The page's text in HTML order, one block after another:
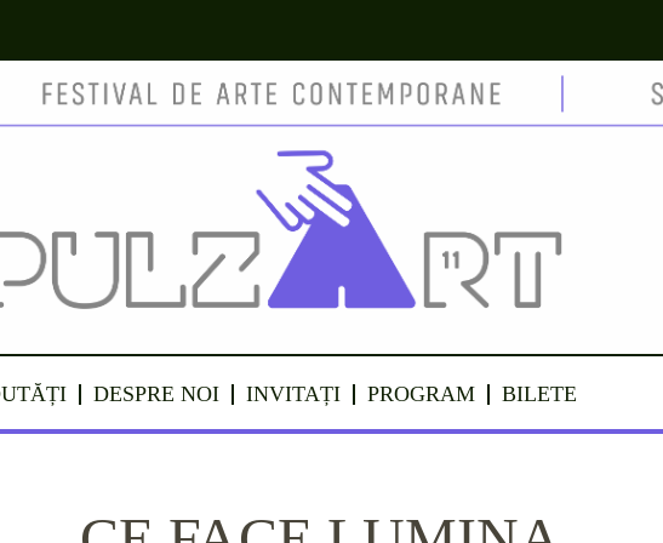
DESPRE NOI INVITAȚI PROGRAM BILETE